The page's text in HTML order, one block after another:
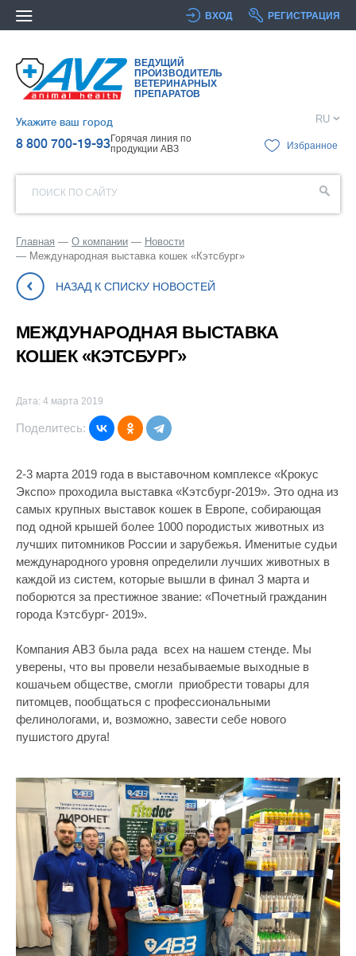
ВХОД РЕГИСТРАЦИЯ
ВЕДУЩИЙ
ПРОИЗВОДИТЕЛЬ
ВЕТЕРИНАРНЫХ
ПРЕПАРАТОВ
Укажите ваш город
8 800 700-19-93Горячая линия по
продукции АВЗ
RU
Избранное
ПОИСК ПО САЙТУ
Главная О компании
Новости
Международная выставка кошек «Кэтсбург»
НАЗАД К СПИСКУ НОВОСТЕЙ
МЕЖДУНАРОДНАЯ ВЫСТАВКА
КОШЕК «КЭТСБУРГ»
Дата: 4 марта 2019
Поделитесь:
2-3 марта 2019 года в выставочном комплексе «Крокус
Экспо» проходила выставка «Кэтсбург-2019». Это одна из
самых крупных выставок кошек в Европе, собирающая
под одной крышей более 1000 породистых животных из
лучших питомников России и зарубежья. Именитые судьи
международного уровня определили лучших животных в
каждой из систем, которые вышли в финал 3 марта и
поборются за престижное звание: «Почетный гражданин
города Кэтсбург- 2019».
Компания АВЗ была рада всех на нашем стенде. Мы
уверены, что вы провели незабываемые выходные в
кошачьем обществе, смогли приобрести товары для
питомцев, пообщаться с профессиональными
фелинологами, и, возможно, завести себе нового
пушистого друга!